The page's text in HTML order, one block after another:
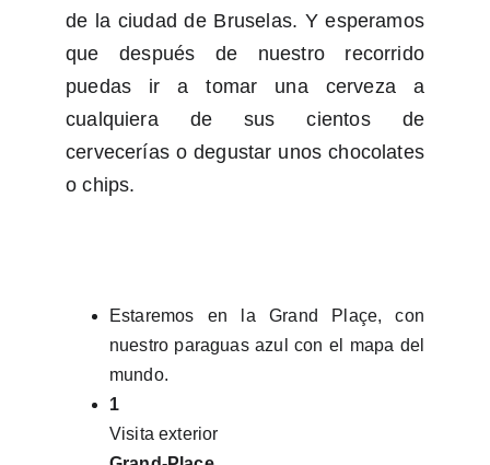
de la ciudad de Bruselas. Y esperamos
que después de nuestro recorrido
puedas ir a tomar una cerveza a
cualquiera de sus cientos de
cervecerías o degustar unos chocolates
o chips.
Estaremos en la Grand Plaçe, con
nuestro paraguas azul con el mapa del
mundo.
1
Visita exterior